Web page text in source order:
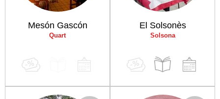
Mesón Gascón
Quart
El Solsonès
Solsona